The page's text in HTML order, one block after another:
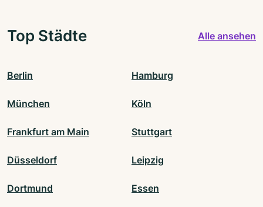
Top Städte Alle ansehen
Berlin Hamburg
München Köln
Frankfurt am Main Stuttgart
Düsseldorf Leipzig
Dortmund Essen